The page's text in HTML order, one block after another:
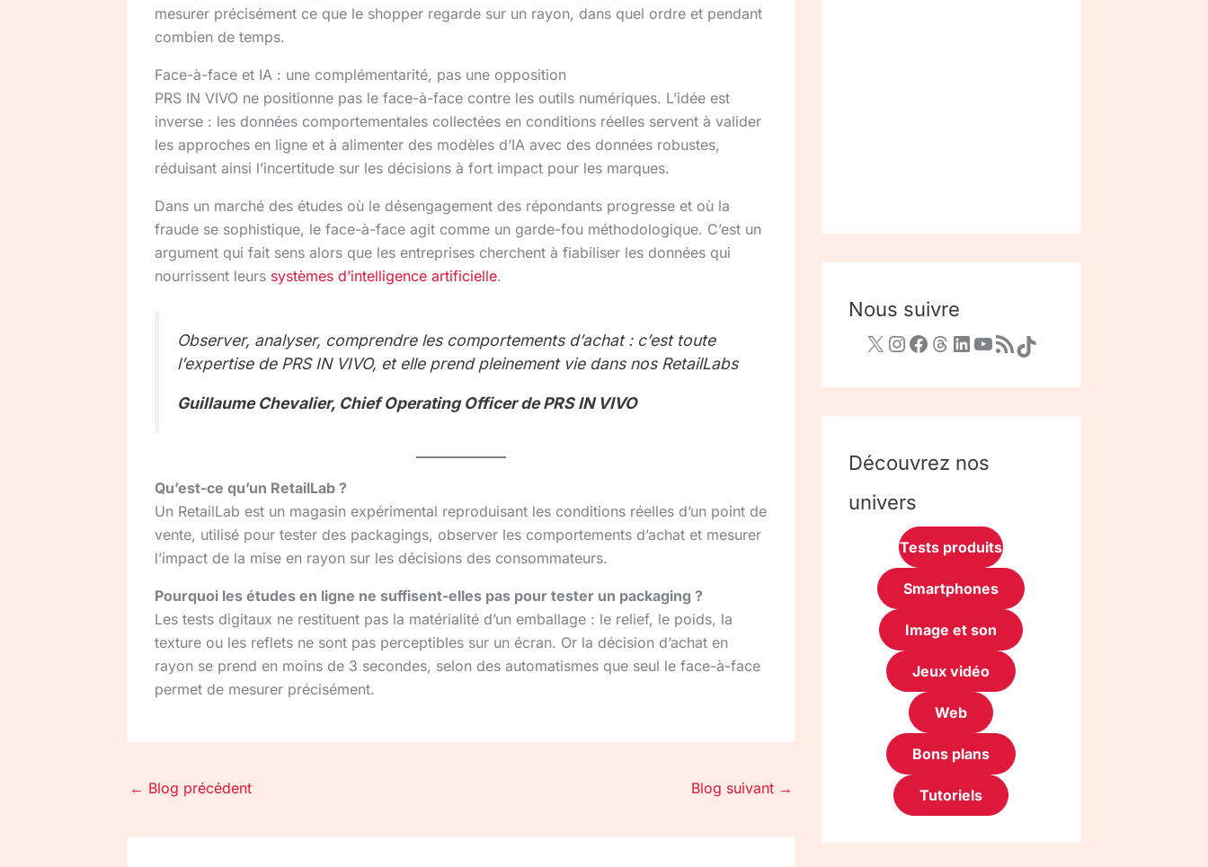
mesurer précisément ce que le shopper regarde sur un rayon, dans quel ordre et pendant
combien de temps.
Face-à-face et IA : une complémentarité, pas une opposition
PRS IN VIVO ne positionne pas le face-à-face contre les outils numériques. L’idée est
inverse : les données comportementales collectées en conditions réelles servent à valider
les approches en ligne et à alimenter des modèles d’IA avec des données robustes,
réduisant ainsi l’incertitude sur les décisions à fort impact pour les marques.
Dans un marché des études où le désengagement des répondants progresse et où la
fraude se sophistique, le face-à-face agit comme un garde-fou méthodologique. C’est un
argument qui fait sens alors que les entreprises cherchent à fiabiliser les données qui
nourrissent leurs systèmes d’intelligence artificielle.
Observer, analyser, comprendre les comportements d’achat : c’est toute
l’expertise de PRS IN VIVO, et elle prend pleinement vie dans nos RetailLabs
Guillaume Chevalier, Chief Operating Officer de PRS IN VIVO
Qu’est-ce qu’un RetailLab ?
Un RetailLab est un magasin expérimental reproduisant les conditions réelles d’un point de
vente, utilisé pour tester des packagings, observer les comportements d’achat et mesurer
l’impact de la mise en rayon sur les décisions des consommateurs.
Pourquoi les études en ligne ne suffisent-elles pas pour tester un packaging ?
Les tests digitaux ne restituent pas la matérialité d’un emballage : le relief, le poids, la
texture ou les reflets ne sont pas perceptibles sur un écran. Or la décision d’achat en
rayon se prend en moins de 3 secondes, selon des automatismes que seul le face-à-face
permet de mesurer précisément.
← Blog précédent Blog suivant →
Nous suivre
Découvrez nos
univers
Tests produits
Smartphones
Image et son
Jeux vidéo
Web
Bons plans
Tutoriels